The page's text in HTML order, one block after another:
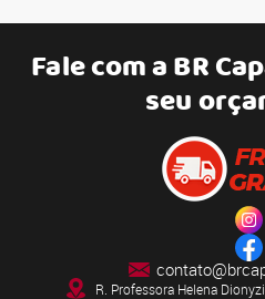
Fale com aBR
seu
R. Professora Helena